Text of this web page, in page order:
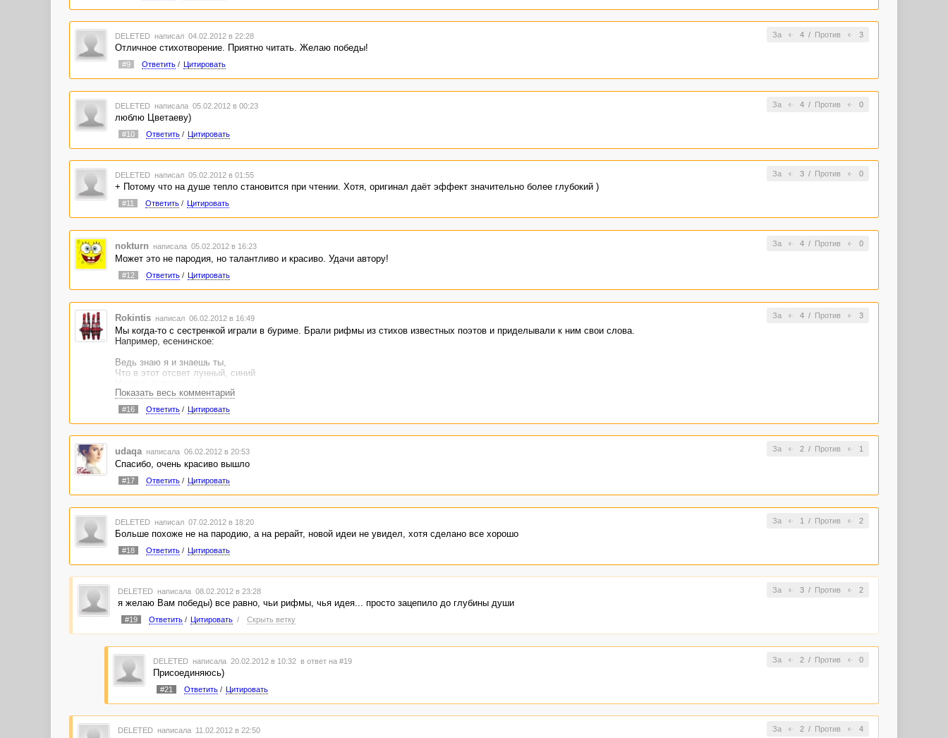
За 4/ Против 3
DELETED написал 04.02.2012 в 22:28
Отличное стихотворение. Приятно читать. Желаю победы!
#9 Ответить/ Цитировать
За 4/ Против 0
DELETED написала 05.02.2012 в 00:23
люблю Цветаеву)
#10 Ответить/ Цитировать
За 3/ Против 0
DELETED написал 05.02.2012 в 01:55
+ Потому что на душе тепло становится при чтении. Хотя, оригинал даёт эффект значительно более глубокий )
#11 Ответить/ Цитировать
За 4/ Против 0
nokturn написала 05.02.2012 в 16:23
Может это не пародия, но талантливо и красиво. Удачи автору!
#12 Ответить/ Цитировать
За 4/ Против 3
Rokintis написал 06.02.2012 в 16:49
Мы когда-то с сестренкой играли в буриме. Брали рифмы из стихов известных поэтов и приделывали к ним свои слова.
Например, есенинское:
Ведь знаю я и знаешь ты,
Что в этот отсвет лунный, синий
На этих липах снег да иней.
Она изваяла этакое (свое не помню, еще хуже вышло):
Я другой, и другой стала ты...
Цвет небес - не такой уже синий.
Отцвели и завяли цветы,
И на травах блистает иней.
И кого поднимется рука назвать эту поделку пародией или стихотворением по мотивам Есенина?
Показать весь комментарий
#16 Ответить/ Цитировать
За 2/ Против 1
udaqa написала 06.02.2012 в 20:53
Спасибо, очень красиво вышло
#17 Ответить/ Цитировать
За 1 / Против 2
DELETED написал 07.02.2012 в 18:20
Больше похоже не на пародию, а на рерайт, новой идеи не увидел, хотя сделано все хорошо
#18 Ответить/ Цитировать
За 3/ Против 2
DELETED написала 08.02.2012 в 23:28
я желаю Вам победы) все равно, чьи рифмы, чья идея... просто зацепило до глубины души
#19 Ответить/ Цитировать / Скрыть ветку
За 2/ Против 0
DELETED написала 20.02.2012 в 10:32 в ответ на #19
Присоединяюсь)
#21 Ответить/ Цитировать
За 2/ Против 4
DELETED написала 11.02.2012 в 22:50